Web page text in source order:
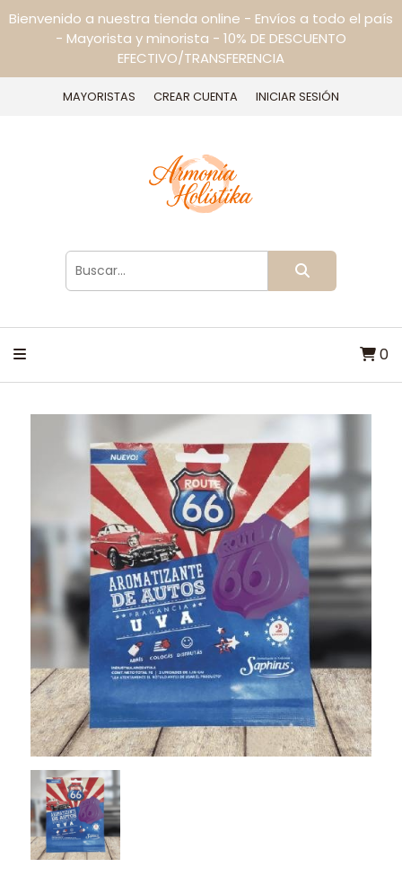
Bienvenido a nuestra tienda online - Envíos a todo el país
- Mayorista y minorista - 10% DE DESCUENTO
EFECTIVO/TRANSFERENCIA
MAYORISTAS CREAR CUENTA INICIAR SESIÓN
0